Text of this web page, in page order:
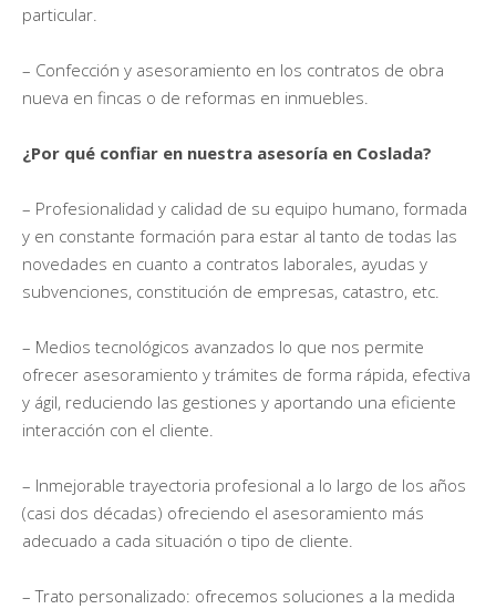
particular.
– Confección y asesoramiento en los contratos de obra
nueva en fincas o de reformas en inmuebles.
¿Por qué confiar en nuestra asesoría en Coslada?
– Profesionalidad y calidad de su equipo humano, formada
y en constante formación para estar al tanto de todas las
novedades en cuanto a contratos laborales, ayudas y
subvenciones, constitución de empresas, catastro, etc.
– Medios tecnológicos avanzados lo que nos permite
ofrecer asesoramiento y trámites de forma rápida, efectiva
y ágil, reduciendo las gestiones y aportando una eficiente
interacción con el cliente.
– Inmejorable trayectoria profesional a lo largo de los años
(casi dos décadas) ofreciendo el asesoramiento más
adecuado a cada situación o tipo de cliente.
– Trato personalizado: ofrecemos soluciones a la medida